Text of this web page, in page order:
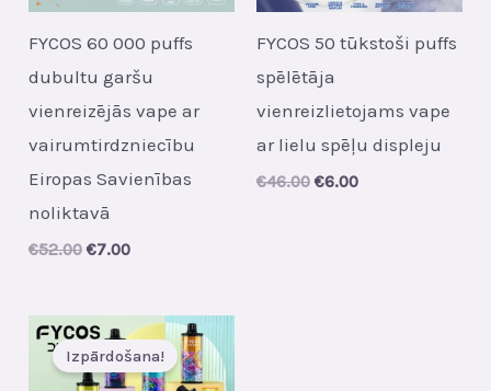
FYCOS 60 000 puffs
dubultu garšu
vienreizējās vape ar
vairumtirdzniecību
Eiropas Savienības
noliktavā
€52.00 Original
€52.00.
€7.00Current
€7.00.
FYCOS 50 tūkstoši puffs
spēlētāja
vienreizlietojams vape
ar lielu spēļu displeju
€46.00 Original
€6.00Current
Izpārdošana!